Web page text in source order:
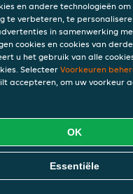
en andere technologieën om
te verbeteren, te
in samenwerking
cookies en cookies van
u het gebruik van alle
Selecteer Voorkeuren
accepteren, om uw voorkeur
OK
Essentiële